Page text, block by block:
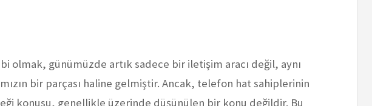
olmak, günümüzde artık sadece bir iletişim aracı değil, aynı
bir parçası haline gelmiştir. Ancak, telefon hat sahiplerinin
konusu, genellikle üzerinde düşünülen bir konu değildir. Bu